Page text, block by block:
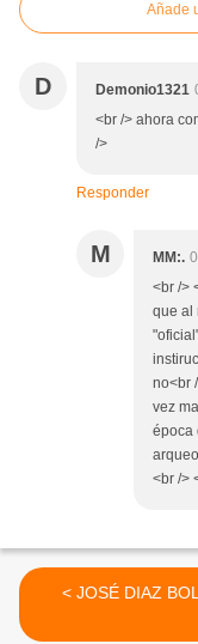
Añade
D Demonio1321
<br /> ahora
/>
Responder
M MM:.
<br />
que al
no<br
vez
época
<br />
< JOSÉ DIAZ